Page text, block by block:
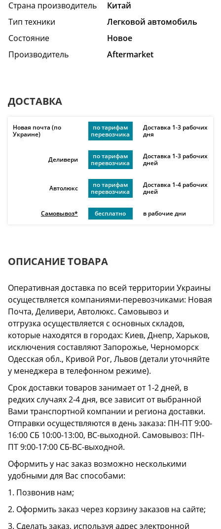
Страна производитель
Китай
Тип техники
Легковой автомобиль
Состояние
Hовое
Производитель
Aftermarket
ДОСТАВКА
Новая почта (по
Украине)
по тарифам
перевозчика
Доставка 1-3 рабочих
дня
Деливери
по тарифам
перевозчика
Доставка 1-3 рабочих
дней
Автолюкс
по тарифам
перевозчика
Доставка 1-4 рабочих
дней
Самовывоз* бесплатно в рабочие дни
ОПИСАНИЕ ТОВАРА
Оперативная доставка по всей территории Украины
осуществляется компаниями-перевозчиками: Новая
Почта, Деливери, Автолюкс. Самовывоз и
отгрузка осуществляется с основных складов,
которые находятся в городах: Киев, Днепр, Харьков,
исключения составляют Запорожье, Черноморск
Одесская обл., Кривой Рог, Львов (детали уточняйте
у менеджера в телефонном режиме).
Срок доставки товаров занимает от 1-2 дней, в
редких случаях 2-4 дня, все зависит от выбранной
Вами транспортной компании и региона доставки.
Отправки осуществляются в день заказа: ПН-ПТ 9:00-
16:00 СБ 10:00-13:00, ВС-выходной. Самовывоз: ПН-
ПТ 9:00-17:00 СБ-ВС-выходной.
Оформить у нас заказ возможно несколькими
удобными для Вас способами:
1. Позвонив нам;
2. Оформить заказ через корзину заказов на сайте;
3. Сделать заказ, используя адрес электронной